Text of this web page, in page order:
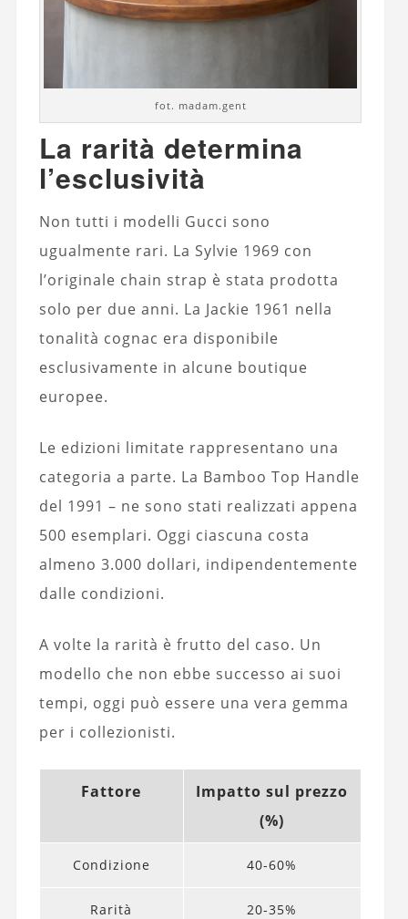
fot. madam.gent
La rarità determina
l’esclusività
Non tutti i modelli Gucci sono
ugualmente rari. La Sylvie 1969 con
l’originale chain strap è stata prodotta
solo per due anni. La Jackie 1961 nella
tonalità cognac era disponibile
esclusivamente in alcune boutique
europee.
Le edizioni limitate rappresentano una
categoria a parte. La Bamboo Top Handle
del 1991 – ne sono stati realizzati appena
500 esemplari. Oggi ciascuna costa
almeno 3.000 dollari, indipendentemente
dalle condizioni.
A volte la rarità è frutto del caso. Un
modello che non ebbe successo ai suoi
tempi, oggi può essere una vera gemma
per i collezionisti.
Fattore
Impatto sul prezzo
(%)
Condizione 40-60%
Rarità 20-35%